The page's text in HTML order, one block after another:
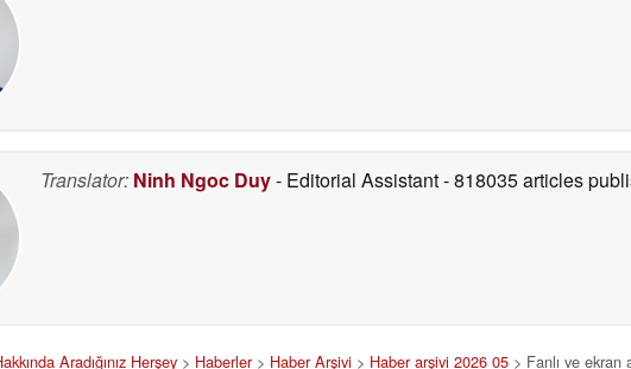
Translator: Ninh Ngoc Duy- Editorial Assistant- 818035 articles
Aradığınız Herşey > Haberler> Haber Arşivi > Haber arşivi 2026 05 > Fanlı ve ekran